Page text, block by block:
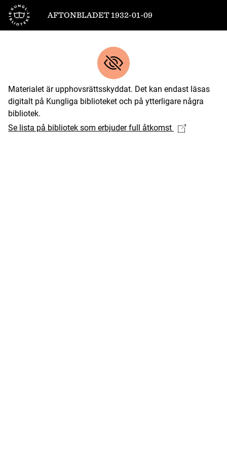
Till startsidan
AFTONBLADET 1932-01-09
Materialet är upphovsrättsskyddat. Det kan endast läsas
digitalt på Kungliga biblioteket och på ytterligare några
bibliotek.
Se lista på bibliotek som erbjuder full åtkomst